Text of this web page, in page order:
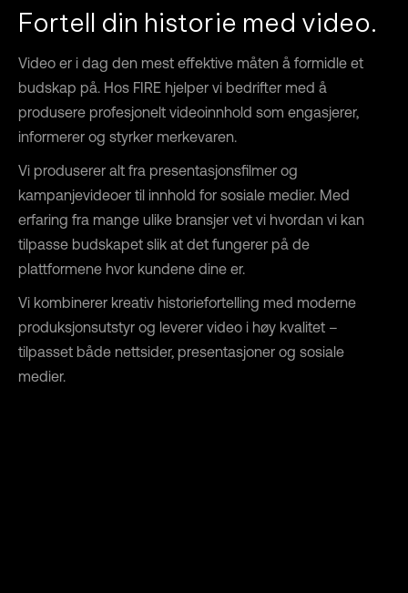
Fortell din historie med video.
Video er i dag den mest effektive måten å formidle et
budskap på. Hos FIRE hjelper vi bedrifter med å
produsere profesjonelt videoinnhold som engasjerer,
informerer og styrker merkevaren.
Vi produserer alt fra presentasjonsfilmer og
kampanjevideoer til innhold for sosiale medier. Med
erfaring fra mange ulike bransjer vet vi hvordan vi kan
tilpasse budskapet slik at det fungerer på de
plattformene hvor kundene dine er.
Vi kombinerer kreativ historiefortelling med moderne
produksjonsutstyr og leverer video i høy kvalitet –
tilpasset både nettsider, presentasjoner og sosiale
medier.